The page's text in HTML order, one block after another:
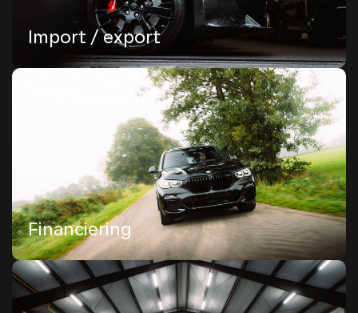
Import / export
Financiering
Ontdek gemoedsrust op de weg met onze
uitgebreide garantiedekking. Bij Dico Automotive
streven we ernaar om uw rijervaring zo
probleemloos mogelijk te maken.
Lees meer